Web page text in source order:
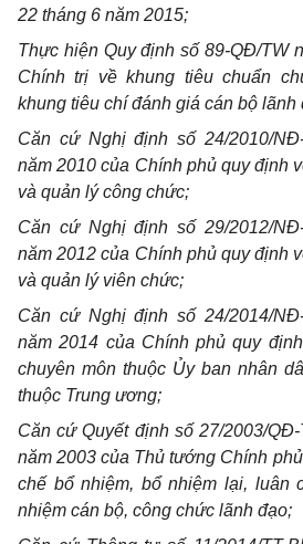
22 tháng 6 năm 2015;
Thực hiện Quy định số 89-QĐ/TW
Chính trị về khung tiêu chuẩn
khung tiêu chí đánh giá cán bộ lãnh
Căn cứ Nghị định số 24/2010/
năm 2010 của Chính phủ quy định
và quản lý công chức;
Căn cứ Nghị định số 29/2012/
năm 2012 của Chính phủ quy định
và quản lý viên chức;
Căn cứ Nghị định số 24/2014/
năm 2014 của Chính phủ quy
chuyên môn thuộc Ủy ban nhân
thuộc Trung ương;
Căn cứ Quyết định số 27/2003/
năm 2003 của Thủ tướng Chính
chế bổ nhiệm, bổ nhiệm lại, luân
nhiệm cán bộ, công chức lãnh đạo;